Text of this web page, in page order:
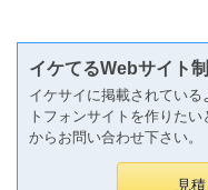
イケてるWebサイト
イケサイに掲載されてい
トフォンサイトを作りた
からお問い合わせ下さい。